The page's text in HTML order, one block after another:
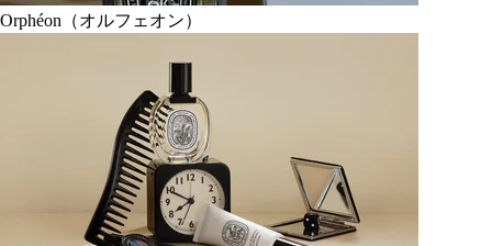
Orphéon（オルフェオン）